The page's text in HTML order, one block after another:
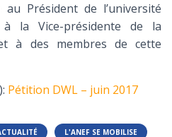
au Président de l’université
à la Vice-présidente de la
à des membres de cette
Pétition DWL – juin 2017
L'ANEF SE MOBILISE